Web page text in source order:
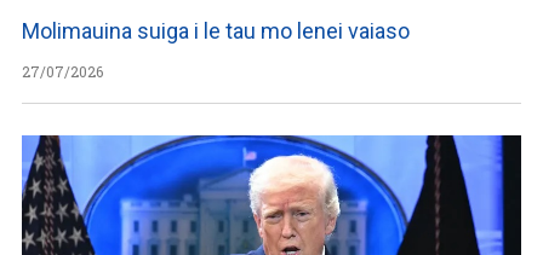
Molimauina suiga i le tau mo lenei vaiaso
27/07/2026